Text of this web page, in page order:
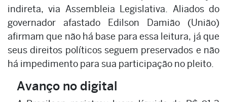
indireta, via Assembleia Legislativa. Aliados do
governador afastado Edilson Damião (União)
afirmam que não há base para essa leitura, já que
seus direitos políticos seguem preservados e não
há impedimento para sua participação no pleito.
Avanço no digital